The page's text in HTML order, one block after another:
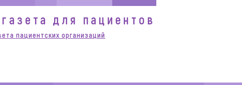
для пациентов
пациентских организаций